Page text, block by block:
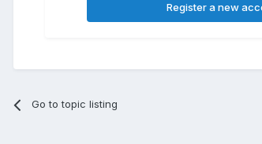
Register a new
Go to topic listing